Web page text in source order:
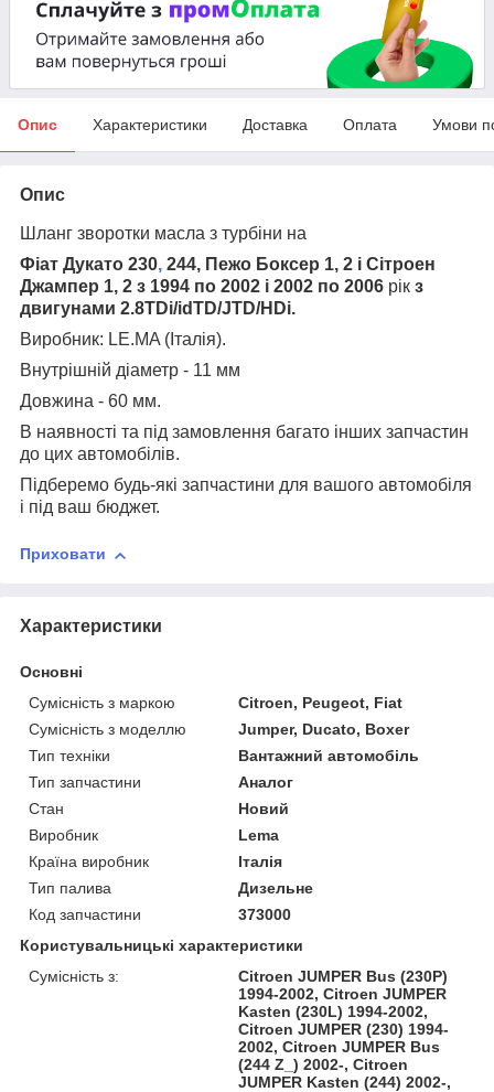
Опис Характеристики Доставка Оплата Умови
Опис
Шланг зворотки масла з турбіни на
Фіат Дукато 230, 244, Пежо Боксер 1, 2 і Сітроен
Джампер 1, 2 з 1994 по 2002 і 2002 по 2006 рік з
двигунами 2.8TDi/idTD/JTD/HDi.
Виробник: LE.MA (Італія).
Внутрішній діаметр - 11 мм
Довжина - 60 мм.
В наявності та під замовлення багато інших запчастин
до цих автомобілів.
Підберемо будь-які запчастини для вашого автомобіля
і під ваш бюджет.
Приховати
Характеристики
Основні
Сумісність з маркою
Citroen, Peugeot, Fiat
Сумісність з моделлю
Jumper, Ducato, Boxer
Тип техніки
Вантажний автомобіль
Тип запчастини
Аналог
Стан
Новий
Виробник
Lema
Країна виробник
Італія
Тип палива
Дизельне
Код запчастини
373000
Користувальницькі характеристики
Сумісність з:
Citroen JUMPER Bus (230P)
1994-2002, Citroen JUMPER
Kasten (230L) 1994-2002,
Citroen JUMPER (230) 1994-
2002, Citroen JUMPER Bus
(244 Z_) 2002-, Citroen
JUMPER Kasten (244) 2002-,